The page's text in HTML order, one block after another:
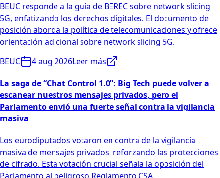
BEUC responde a la guía de BEREC sobre network slicing
5G, enfatizando los derechos digitales. El documento de
posición aborda la política de telecomunicaciones y ofrece
orientación adicional sobre network slicing 5G.
BEUC
4 aug 2026Leer más
La saga de “Chat Control 1.0”: Big Tech puede volver a
escanear nuestros mensajes privados, pero el
Parlamento envió una fuerte señal contra la vigilancia
masiva
Los eurodiputados votaron en contra de la vigilancia
masiva de mensajes privados, reforzando las protecciones
de cifrado. Esta votación crucial señala la oposición del
Parlamento al peligroso Reglamento CSA.